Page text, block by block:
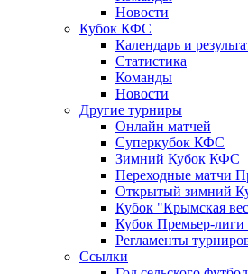
Новости
Кубок КФС
Календарь и
Статистика
Команды
Новости
Другие турниры
Онлайн матчей
Суперкубок КФС
Зимний Кубок КФС
Переходные матчи
Открытый зимний
Кубок "Крымская
Кубок Премьер-
Регламенты
Ссылки